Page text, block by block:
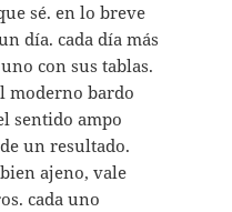
sé. en lo breve
día. cada día más
con sus tablas.
moderno bardo
sentido ampo
un resultado.
ajeno, vale
cada uno